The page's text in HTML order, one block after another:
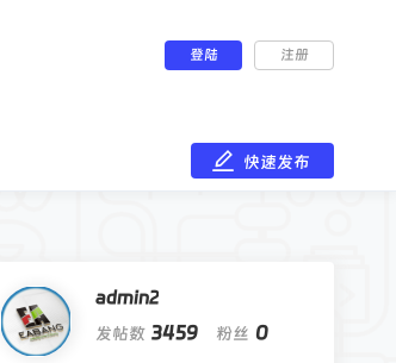
登陆 注册
快速发布
admin2
发帖数 3459 粉丝 0